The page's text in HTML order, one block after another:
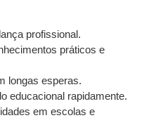
profissional.
práticos e
longas esperas.
educacional rapidamente.
em escolas e